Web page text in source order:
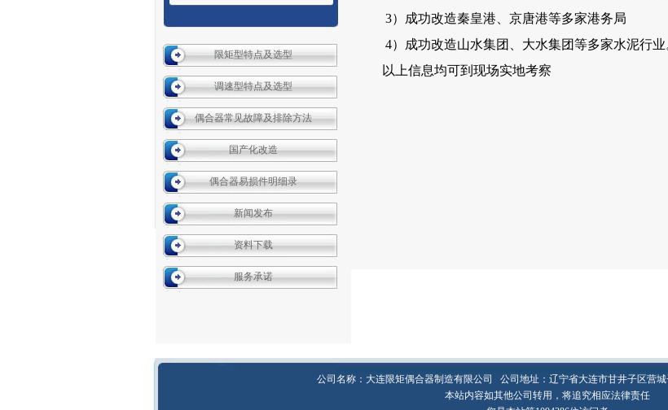
限矩型特点及选型
调速型特点及选型
偶合器常见故障及排除方法
国产化改造
偶合器易损件明细录
新闻发布
资料下载
服务承诺
3）成功改造秦皇港、京唐港等多家港务局
4）成功改造山水集团、大水集团等多家水泥行业
以上信息均可到现场实地考察
公司名称：大连限矩偶合器制造有限公司 公司地址：辽宁省大连市甘井子区营
本站内容如其他公司转用，将追究相应法律责任